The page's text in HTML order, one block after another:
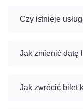
Czy istnieje
Jak zmienić datę
Jak zwrócić bilet